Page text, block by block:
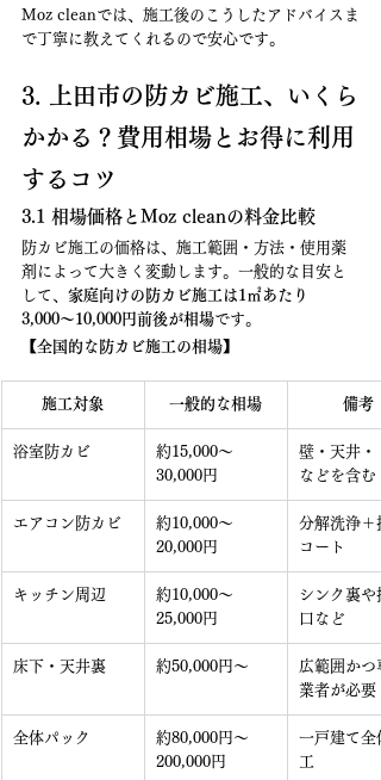
Moz cleanでは、施工後のこうしたアドバイスま
で丁寧に教えてくれるので安心です。
3. 上田市の防カビ施工、いくら
かかる？費用相場とお得に利用
するコツ
3.1 相場価格とMoz cleanの料金比較
防カビ施工の価格は、施工範囲・方法・使用薬
剤によって大きく変動します。一般的な目安と
して、 家庭向けの防カビ施工は1㎡あたり
3,000〜10,000円前後が相場です。
【全国的な防カビ施工の相場】
施工対象 一般的な相場 備考
浴室防カビ
約15,000〜
30,000円
壁・天井・
などを含む
エアコン防カビ
約10,000〜
20,000円
分解洗浄＋
コート
キッチン周辺
約10,000〜
25,000円
シンク裏や
口など
床下・天井裏 約50,000円〜
広範囲かつ
業者が必要
全体パック
約80,000円〜
200,000円
一戸建て全
工